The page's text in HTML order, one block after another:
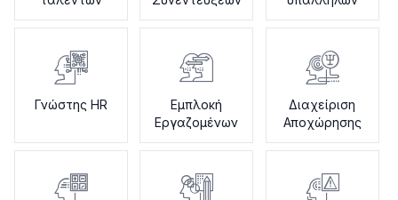
Γνώστης HR
Εμπλοκή
Εργαζομένων
Διαχείριση
Αποχώρησης